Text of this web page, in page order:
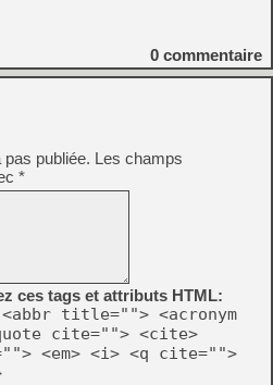
0 commentaire
publiée. Les champs
*
ces tags et attributs HTML:
title=""> <acronym
cite=""> <cite>
<em> <i> <q cite="">